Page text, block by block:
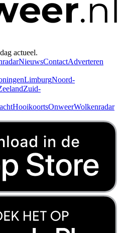
actueel.
NieuwsContactAdverteren
LimburgNoord-
Zuid-
HooikoortsOnweerWolkenradar